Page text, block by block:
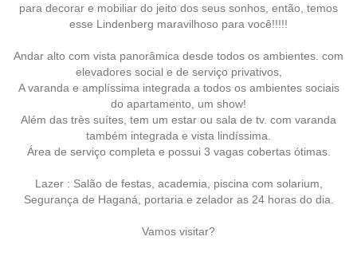
para decorar e mobiliar do jeito dos seus sonhos, então, temos
esse Lindenberg maravilhoso para você!!!!!
Andar alto com vista panorâmica desde todos os ambientes. com
elevadores social e de serviço privativos,
A varanda e amplíssima integrada a todos os ambientes sociais
do apartamento, um show!
Além das très suítes, tem um estar ou sala de tv. com varanda
também integrada e vista lindíssima.
Área de serviço completa e possui 3 vagas cobertas ótimas.
Lazer : Salão de festas, academia, piscina com solarium,
Segurança de Haganá, portaria e zelador as 24 horas do dia.
Vamos visitar?